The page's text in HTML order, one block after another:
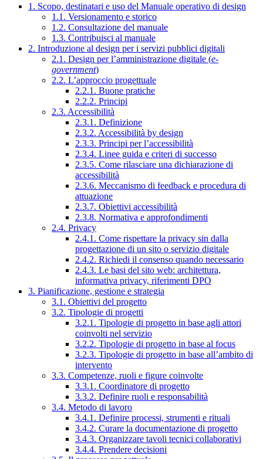
1. Scopo, destinatari e uso del Manuale operativo di design
1.1. Versionamento e storico
1.2. Consultazione del manuale
1.3. Contribuisci al manuale
2. Introduzione al design per i servizi pubblici digitali
2.1. Design per l’amministrazione digitale (e-
government)
2.2. L’approccio progettuale
2.2.1. Buone pratiche
2.2.2. Principi
2.3. Accessibilità
2.3.1. Definizione
2.3.2. Accessibilità by design
2.3.3. Principi per l’accessibilità
2.3.4. Linee guida e criteri di successo
2.3.5. Come rilasciare una dichiarazione di
accessibilità
2.3.6. Meccanismo di feedback e procedura di
attuazione
2.3.7. Obiettivi accessibilità
2.3.8. Normativa e approfondimenti
2.4. Privacy
2.4.1. Come rispettare la privacy sin dalla
progettazione di un sito o servizio digitale
2.4.2. Richiedi il consenso quando necessario
2.4.3. Le basi del sito web: architettura,
informativa privacy, riferimenti DPO
3. Pianificazione, gestione e strategia
3.1. Obiettivi del progetto
3.2. Tipologie di progetti
3.2.1. Tipologie di progetto in base agli attori
coinvolti nel servizio
3.2.2. Tipologie di progetto in base al focus
3.2.3. Tipologie di progetto in base all’ambito di
intervento
3.3. Competenze, ruoli e figure coinvolte
3.3.1. Coordinatore di progetto
3.3.2. Definire ruoli e responsabilità
3.4. Metodo di lavoro
3.4.1. Definire processi, strumenti e rituali
3.4.2. Curare la documentazione di progetto
3.4.3. Organizzare tavoli tecnici collaborativi
3.4.4. Prendere decisioni